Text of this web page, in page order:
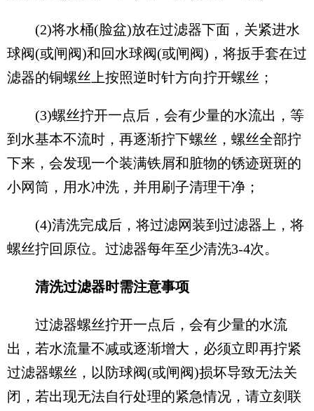
(2)将水桶(脸盆)放在过滤器下面，关紧进水
球阀(或闸阀)和回水球阀(或闸阀)，将扳手套在过
滤器的铜螺丝上按照逆时针方向拧开螺丝；
(3)螺丝拧开一点后，会有少量的水流出，等
到水基本不流时，再逐渐拧下螺丝，螺丝全部拧
下来，会发现一个装满铁屑和脏物的锈迹斑斑的
小网筒，用水冲洗，并用刷子清理干净；
(4)清洗完成后，将过滤网装到过滤器上，将
螺丝拧回原位。过滤器每年至少清洗3-4次。
清洗过滤器时需注意事项
过滤器螺丝拧开一点后，会有少量的水流
出，若水流量不减或逐渐增大，必须立即再拧紧
过滤器螺丝，以防球阀(或闸阀)损坏导致无法关
闭，若出现无法自行处理的紧急情况，请立刻联